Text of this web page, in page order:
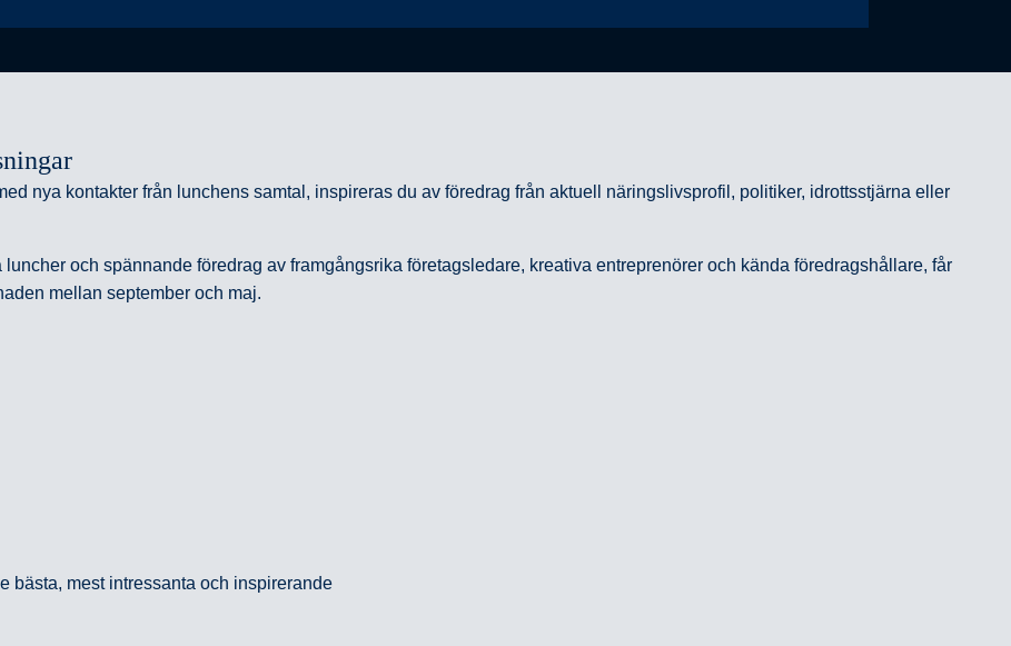
nya kontakter från lunchens samtal, inspireras du av föredrag från aktuell näringslivsprofil, politiker, idrottsstjärna eller
och spännande föredrag av framgångsrika företagsledare, kreativa entreprenörer och kända föredragshållare, får
mellan september och maj.
bästa, mest intressanta och inspirerande